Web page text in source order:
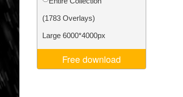
(1783 Overlays)
Large 6000*4000px
Free download